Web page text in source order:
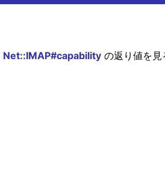
Net::IMAP#capabilityの返り値を見